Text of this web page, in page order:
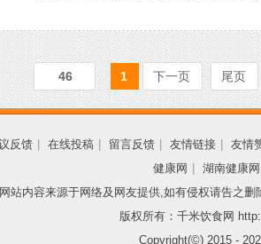
46 1 下一页 尾页
反馈 在线投稿 留言反馈 友情链接
友情
健康网
湖南健康网
站内容来源于网络及网友提供,如有侵权请告之
版权所有：千米饮食网
Copyright(©) 2015 -